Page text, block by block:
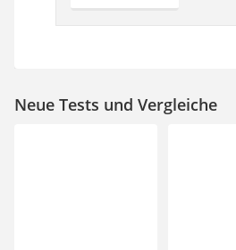
Neue Tests und Vergleiche